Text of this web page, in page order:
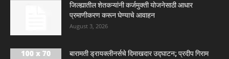
जिल्ह्यातील शेतकऱ्यांनी कर्जमुक्ती योजनेसाठी आधार
प्रमाणीकरण करून घेण्याचे आवाहन
August 3, 2026
बारामती ड्रायक्लीनर्सचे दिमाखदार उद्घाटन; प्रदीप गिराम